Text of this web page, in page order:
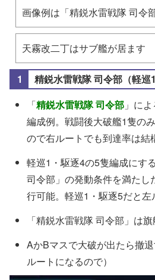
画像例は「精鋭水雷戦隊 司令
天霧改二丁はサブ艦が居ます
精鋭水雷戦隊 司令部（軽巡
「精鋭水雷戦隊 司令部 」に
編成例。戦闘後大破艦1隻の
ので右ルートでも到達率は結
軽巡1・駆逐4の5隻編成にす
司令部」の発動条件を満たし
行可能。軽巡1・駆逐5だと
「精鋭水雷戦隊 司令部」は
AかBマスで大破が出たら撤
ルートになるので）